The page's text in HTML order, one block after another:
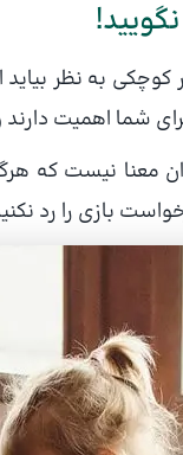
کوچکی به نظر
شما اهمیت دارند
معنا نیست که
بازی را رد